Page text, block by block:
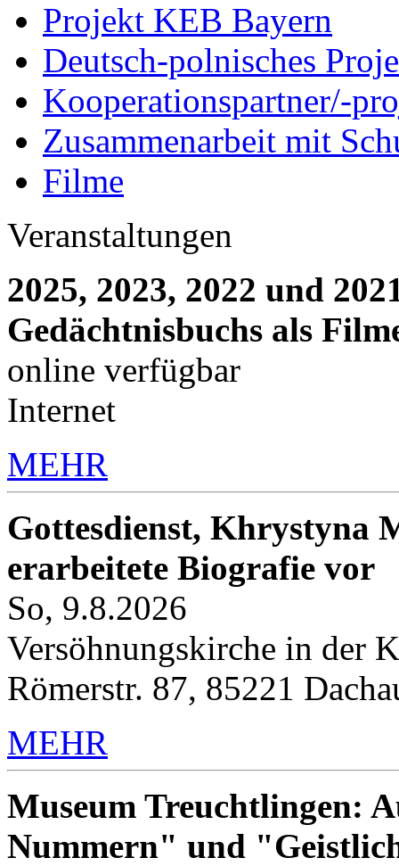
Projekt KEB Bayern
Deutsch-polnisches
Kooperationspartner/-
Zusammenarbeit mit
Filme
Veranstaltungen
2025, 2023, 2022 und
Gedächtnisbuchs als
online verfügbar
Internet
MEHR
Gottesdienst, Khrystyna
erarbeitete Biografie vor
So, 9.8.2026
Versöhnungskirche in der
Römerstr. 87, 85221
MEHR
Museum Treuchtlingen:
Nummern" und